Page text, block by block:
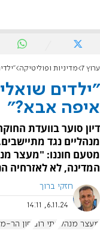
ערוץ 7 מדיניות ופוליטיקה
"ילדים
איפה אבא?"
דיון סוער בוועדת
מנהליים נגד
מטעם חוננו: "מעצר
המדינה, לא לאזרחיה
חזקי ברוך
6.11.24, 14:11
מעצר מנהלי נתי רום סון הר-